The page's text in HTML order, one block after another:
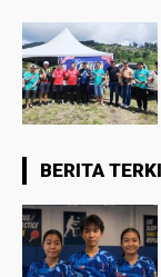
BERITA